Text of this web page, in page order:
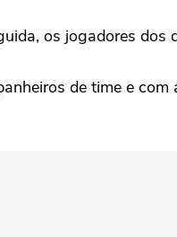
os jogadores
de time e